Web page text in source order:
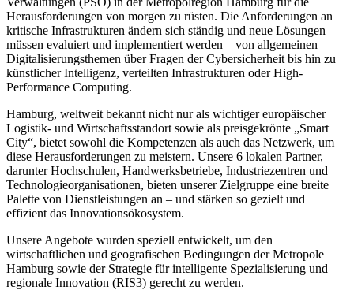
Herausforderungen von morgen zu rüsten. Die Anforderungen an
kritische Infrastrukturen ändern sich ständig und neue Lösungen
müssen evaluiert und implementiert werden – von allgemeinen
Digitalisierungsthemen über Fragen der Cybersicherheit bis hin zu
künstlicher Intelligenz, verteilten Infrastrukturen oder High-
Performance Computing.
Hamburg, weltweit bekannt nicht nur als wichtiger europäischer
Logistik- und Wirtschaftsstandort sowie als preisgekrönte „Smart
City“, bietet sowohl die Kompetenzen als auch das Netzwerk, um
diese Herausforderungen zu meistern. Unsere 6 lokalen Partner,
darunter Hochschulen, Handwerksbetriebe, Industriezentren und
Technologieorganisationen, bieten unserer Zielgruppe eine breite
Palette von Dienstleistungen an – und stärken so gezielt und
effizient das Innovationsökosystem.
Unsere Angebote wurden speziell entwickelt, um den
wirtschaftlichen und geografischen Bedingungen der Metropole
Hamburg sowie der Strategie für intelligente Spezialisierung und
regionale Innovation (RIS3) gerecht zu werden.